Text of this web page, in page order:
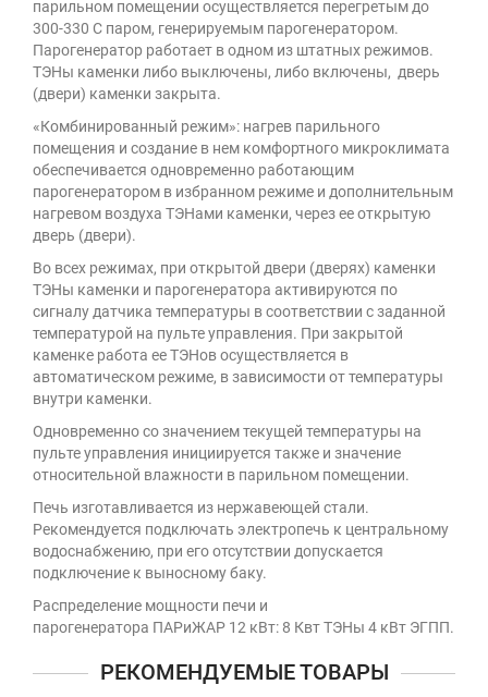
парильном помещении осуществляется перегретым до
300-330 С паром, генерируемым парогенератором.
Парогенератор работает в одном из штатных режимов.
ТЭНы каменки либо выключены, либо включены, дверь
(двери) каменки закрыта.
«Комбинированный режим»: нагрев парильного
помещения и создание в нем комфортного микроклимата
обеспечивается одновременно работающим
парогенератором в избранном режиме и дополнительным
нагревом воздуха ТЭНами каменки, через ее открытую
дверь (двери).
Во всех режимах, при открытой двери (дверях) каменки
ТЭНы каменки и парогенератора активируются по
сигналу датчика температуры в соответствии с заданной
температурой на пульте управления. При закрытой
каменке работа ее ТЭНов осуществляется в
автоматическом режиме, в зависимости от температуры
внутри каменки.
Одновременно со значением текущей температуры на
пульте управления инициируется также и значение
относительной влажности в парильном помещении.
Печь изготавливается из нержавеющей стали.
Рекомендуется подключать электропечь к центральному
водоснабжению, при его отсутствии допускается
подключение к выносному баку.
Распределение мощности печи и
парогенератора ПАРиЖАР 12 кВт: 8 Квт ТЭНы 4 кВт ЭГПП.
РЕКОМЕНДУЕМЫЕ ТОВАРЫ